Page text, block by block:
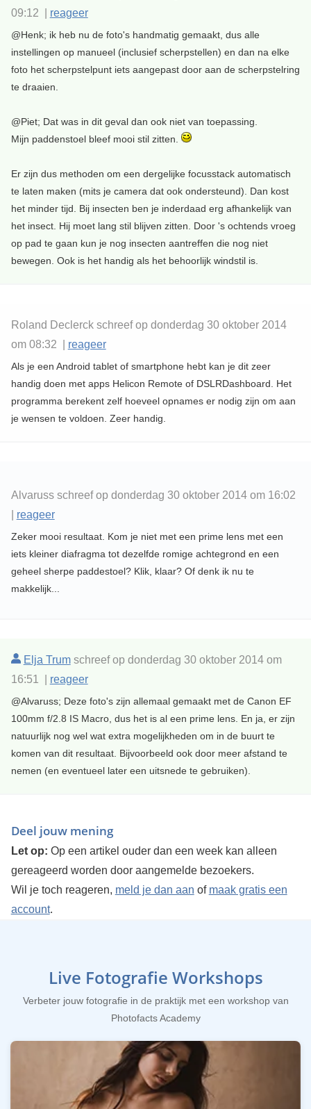
09:12 | reageer
@Henk; ik heb nu de foto's handmatig gemaakt, dus alle
instellingen op manueel (inclusief scherpstellen) en dan na elke
foto het scherpstelpunt iets aangepast door aan de scherpstelring
te draaien.
@Piet; Dat was in dit geval dan ook niet van toepassing.
Mijn paddenstoel bleef mooi stil zitten.
Er zijn dus methoden om een dergelijke focusstack automatisch
te laten maken (mits je camera dat ook ondersteund). Dan kost
het minder tijd. Bij insecten ben je inderdaad erg afhankelijk van
het insect. Hij moet lang stil blijven zitten. Door 's ochtends vroeg
op pad te gaan kun je nog insecten aantreffen die nog niet
bewegen. Ook is het handig als het behoorlijk windstil is.
Roland Declerck schreef op donderdag 30 oktober 2014
om 08:32 | reageer
Als je een Android tablet of smartphone hebt kan je dit zeer
handig doen met apps Helicon Remote of DSLRDashboard. Het
programma berekent zelf hoeveel opnames er nodig zijn om aan
je wensen te voldoen. Zeer handig.
Alvaruss schreef op donderdag 30 oktober 2014 om 16:02
reageer
Zeker mooi resultaat. Kom je niet met een prime lens met een
iets kleiner diafragma tot dezelfde romige achtegrond en een
geheel sherpe paddestoel? Klik, klaar? Of denk ik nu te
makkelijk...
Elja Trumschreef op donderdag 30 oktober 2014 om
16:51 | reageer
@Alvaruss; Deze foto's zijn allemaal gemaakt met de Canon EF
100mm f/2.8 IS Macro, dus het is al een prime lens. En ja, er zijn
natuurlijk nog wel wat extra mogelijkheden om in de buurt te
komen van dit resultaat. Bijvoorbeeld ook door meer afstand te
nemen (en eventueel later een uitsnede te gebruiken).
Deel jouw mening
Let op: Op een artikel ouder dan een week kan alleen
gereageerd worden door aangemelde bezoekers.
Wil je toch reageren, meld je dan aan of maak gratis een
account.
Live Fotografie Workshops
Verbeter jouw fotografie in de praktijk met een workshop van
Photofacts Academy